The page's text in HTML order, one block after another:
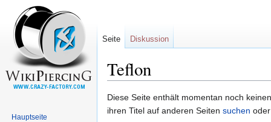
Teflon
Zur
Navigation
Zur
Suche
Diese Seite enthält momentan noch
ihren Titel auf anderen Seiten suchen
Seite Diskussion
Hauptseite